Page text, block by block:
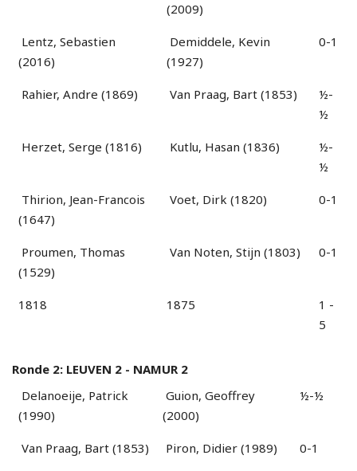
1818 1875
1 -
5
(2009)
Lentz, Sebastien
(2016)
Demiddele, Kevin
(1927)
0-1
Rahier, Andre (1869) Van Praag, Bart (1853)
½-
½
Herzet, Serge (1816) Kutlu, Hasan (1836)
½-
½
Thirion, Jean-Francois
(1647)
Voet, Dirk (1820) 0-1
Proumen, Thomas
(1529)
Van Noten, Stijn (1803) 0-1
Ronde 2: LEUVEN 2 - NAMUR 2
Delanoeije, Patrick
(1990)
Guion, Geoffrey
(2000)
½-½
Van Praag, Bart (1853) Piron, Didier (1989) 0-1